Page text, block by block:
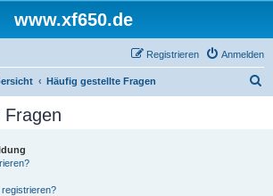
www.xf650.de
Anmelden
Registrieren
Häufig gestellte Fragen
Fragen